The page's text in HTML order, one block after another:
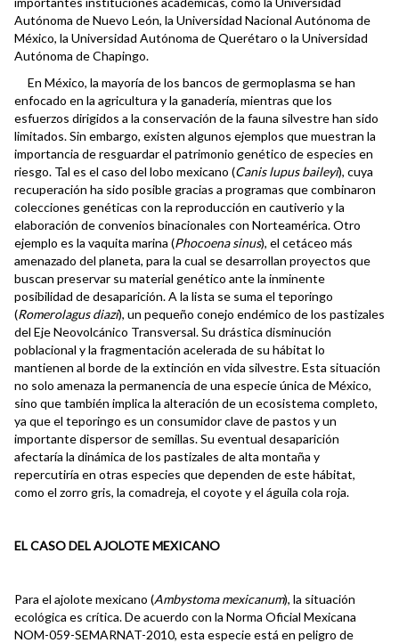
Autónoma de Nuevo León, la Universidad Nacional Autónoma de
México, la Universidad Autónoma de Querétaro o la Universidad
Autónoma de Chapingo.
En México, la mayoría de los bancos de germoplasma se han
enfocado en la agricultura y la ganadería, mientras que los
esfuerzos dirigidos a la conservación de la fauna silvestre han sido
limitados. Sin embargo, existen algunos ejemplos que muestran la
importancia de resguardar el patrimonio genético de especies en
riesgo. Tal es el caso del lobo mexicano (Canis lupus baileyi), cuya
recuperación ha sido posible gracias a programas que combinaron
colecciones genéticas con la reproducción en cautiverio y la
elaboración de convenios binacionales con Norteamérica. Otro
ejemplo es la vaquita marina (Phocoena sinus), el cetáceo más
amenazado del planeta, para la cual se desarrollan proyectos que
buscan preservar su material genético ante la inminente
posibilidad de desaparición. A la lista se suma el teporingo
(Romerolagus diazi), un pequeño conejo endémico de los pastizales
del Eje Neovolcánico Transversal. Su drástica disminución
poblacional y la fragmentación acelerada de su hábitat lo
mantienen al borde de la extinción en vida silvestre. Esta situación
no solo amenaza la permanencia de una especie única de México,
sino que también implica la alteración de un ecosistema completo,
ya que el teporingo es un consumidor clave de pastos y un
importante dispersor de semillas. Su eventual desaparición
afectaría la dinámica de los pastizales de alta montaña y
repercutiría en otras especies que dependen de este hábitat,
como el zorro gris, la comadreja, el coyote y el águila cola roja.
EL CASO DEL AJOLOTE MEXICANO
Para el ajolote mexicano (Ambystoma mexicanum), la situación
ecológica es crítica. De acuerdo con la Norma Oficial Mexicana
NOM-059-SEMARNAT-2010, esta especie está en peligro de